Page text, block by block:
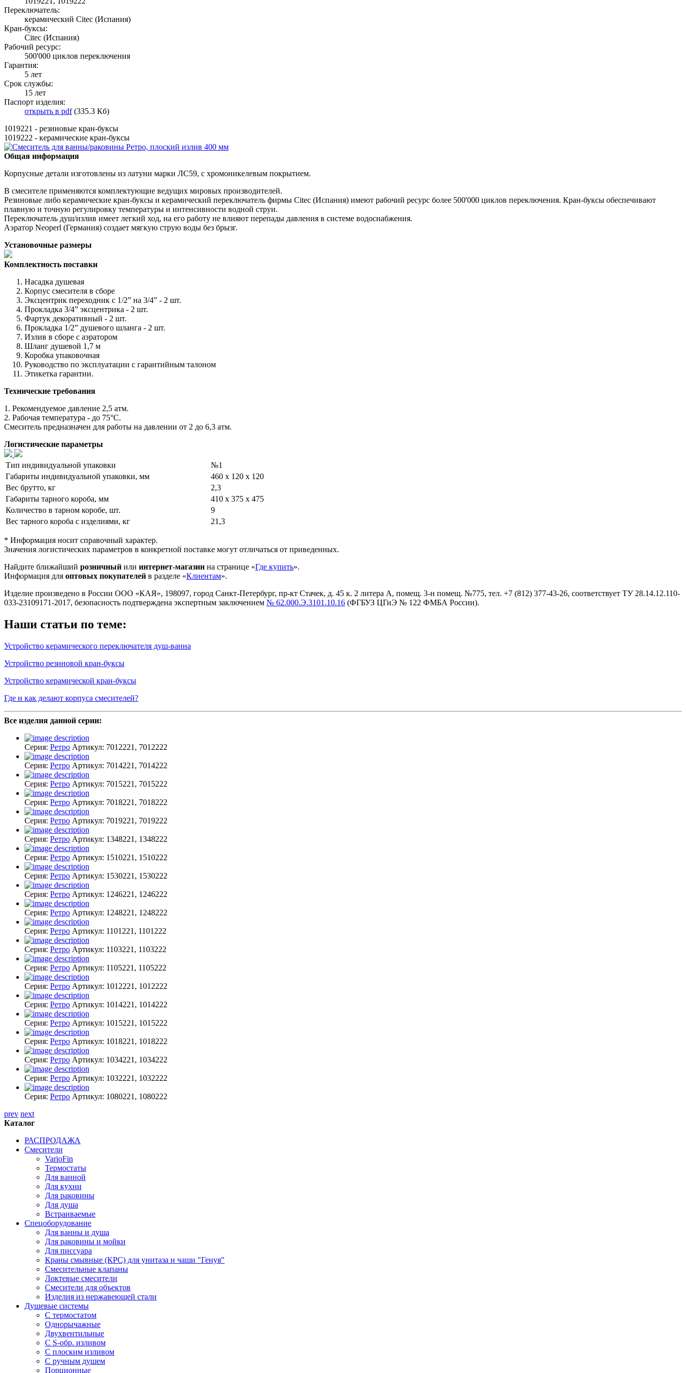
Переключатель:
керамический Citec (Испания)
Кран-буксы:
Citec (Испания)
Рабочий ресурс:
500'000 циклов переключения
Гарантия:
5 лет
Срок службы:
15 лет
Паспорт изделия:
открыть в pdf(335.3 Кб)
1019221 - резиновые кран-буксы
1019222 - керамические кран-буксы
Общая информация
Корпусные детали изготовлены из латуни марки ЛС59, с хромоникелевым покрытием.
В смесителе применяются комплектующие ведущих мировых производителей.
Резиновые либо керамические кран-буксы и керамический переключатель фирмы Citec (Испания) имеют рабочий ресурс более 500'000 циклов переключения. Кран-буксы обеспечивают
плавную и точную регулировку температуры и интенсивности водной струи.
Переключатель душ/излив имеет легкий ход, на его работу не влияют перепады давления в системе водоснабжения.
Аэратор Neoperl (Германия) создает мягкую струю воды без брызг.
Установочные размеры
Комплектность поставки
Насадка душевая
Корпус смесителя в сборе
Эксцентрик переходник с 1/2” на 3/4” - 2 шт.
Прокладка 3/4” эксцентрика - 2 шт.
Фартук декоративный - 2 шт.
Прокладка 1/2” душевого шланга - 2 шт.
Излив в сборе с аэратором
Шланг душевой 1,7 м
Коробка упаковочная
Руководство по эксплуатации с гарантийным талоном
Этикетка гарантии.
Технические требования
1. Рекомендуемое давление 2,5 атм.
2. Рабочая температура - до 75°С.
Смеситель предназначен для работы на давлении от 2 до 6,3 атм.
Логистические параметры
Тип индивидуальной упаковки
№1
Габариты индивидуальной упаковки, мм
460 х 120 х 120
Вес брутто, кг
2,3
Габариты тарного короба, мм
410 х 375 х 475
Количество в тарном коробе, шт.
9
Вес тарного короба с изделиями, кг
21,3
* Информация носит справочный характер.
Значения логистических параметров в конкретной поставке могут отличаться от приведенных.
Найдите ближайший розничный или интернет-магазин на странице «Где купить».
Информация для оптовых покупателей в разделе «Клиентам».
Изделие произведено в России ООО «КАЯ», 198097, город Санкт-Петербург, пр-кт Стачек, д. 45 к. 2 литера А, помещ. 3-н помещ. №775, тел. +7 (812) 377-43-26, cоответствует ТУ 28.14.12.110-
033-23109171-2017, безопасность подтверждена экспертным заключением № 62.000.Э.3101.10.16 (ФГБУЗ ЦГиЭ № 122 ФМБА России).
Наши статьи по теме:
Устройство керамического переключателя душ-ванна
Устройство резиновой кран-буксы
Устройство керамической кран-буксы
Где и как делают корпуса смесителей?
Все изделия данной серии:
Серия: Ретро Артикул: 7012221, 7012222
Серия: Ретро Артикул: 7014221, 7014222
Серия: Ретро Артикул: 7015221, 7015222
Серия: Ретро Артикул: 7018221, 7018222
Серия: Ретро Артикул: 7019221, 7019222
Серия: Ретро Артикул: 1348221, 1348222
Серия: Ретро Артикул: 1510221, 1510222
Серия: Ретро Артикул: 1530221, 1530222
Серия: Ретро Артикул: 1246221, 1246222
Серия: Ретро Артикул: 1248221, 1248222
Серия: Ретро Артикул: 1101221, 1101222
Серия: Ретро Артикул: 1103221, 1103222
Серия: Ретро Артикул: 1105221, 1105222
Серия: Ретро Артикул: 1012221, 1012222
Серия: Ретро Артикул: 1014221, 1014222
Серия: Ретро Артикул: 1015221, 1015222
Серия: Ретро Артикул: 1018221, 1018222
Серия: Ретро Артикул: 1034221, 1034222
Серия: Ретро Артикул: 1032221, 1032222
Серия: Ретро Артикул: 1080221, 1080222
prev next
Каталог
РАСПРОДАЖА
Смесители
VarioFin
Термостаты
Для ванной
Для кухни
Для раковины
Для душа
Встраиваемые
Спецоборудование
Для ванны и душа
Для раковины и мойки
Для писсуара
Краны смывные (КРС) для унитаза и чаши "Генуя"
Смесительные клапаны
Локтевые смесители
Смесители для объектов
Изделия из нержавеющей стали
Душевые системы
С термостатом
Однорычажные
Двухвентильные
С S-обр. изливом
С плоским изливом
С ручным душем
Порционные